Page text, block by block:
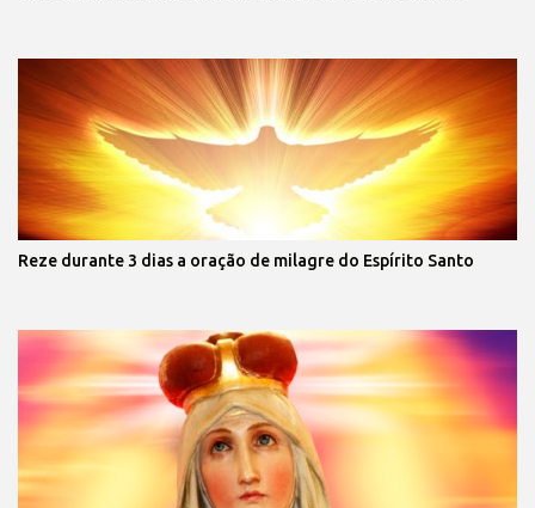
Reze durante 3 dias a oração de milagre do Espírito Santo